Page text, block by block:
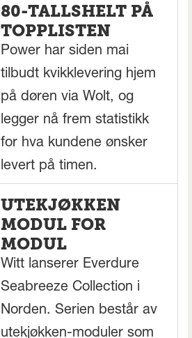
80-TALLSHELT PÅ
TOPPLISTEN
Power har siden mai
tilbudt kvikklevering hjem
på døren via Wolt, og
legger nå frem statistikk
for hva kundene ønsker
levert på timen.
UTEKJØKKEN
MODUL FOR
MODUL
Witt lanserer Everdure
Seabreeze Collection i
Norden. Serien består av
utekjøkken-moduler som